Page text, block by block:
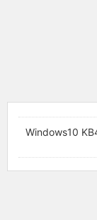
Windows10